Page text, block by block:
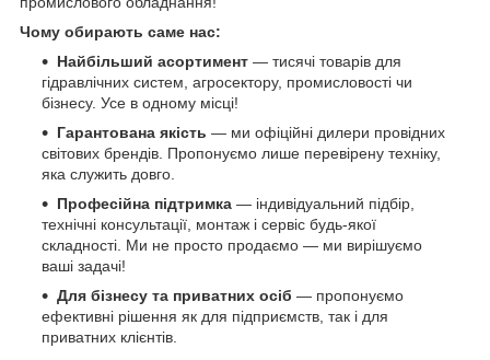
Чому обирають саме нас:
Найбільший асортимент — тисячі товарів для
гідравлічних систем, агросектору, промисловості чи
бізнесу. Усе в одному місці!
Гарантована якість — ми офіційні дилери провідних
світових брендів. Пропонуємо лише перевірену техніку,
яка служить довго.
Професійна підтримка — індивідуальний підбір,
технічні консультації, монтаж і сервіс будь-якої
складності. Ми не просто продаємо — ми вирішуємо
ваші задачі!
Для бізнесу та приватних осіб — пропонуємо
ефективні рішення як для підприємств, так і для
приватних клієнтів.